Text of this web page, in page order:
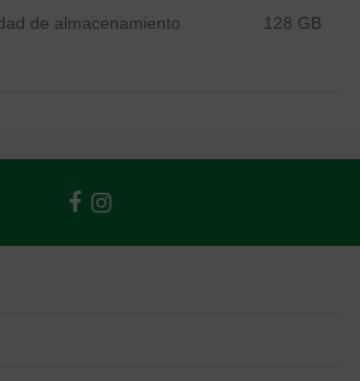
de almacenamiento
128 GB